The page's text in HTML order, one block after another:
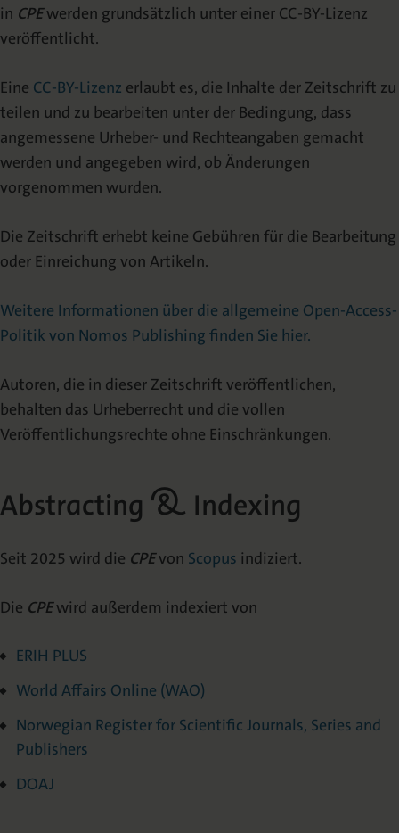
in CPEwerden grundsätzlich unter einer CC-BY-Lizenz
veröffentlicht.
Eine CC-BY-Lizenz erlaubt es, die Inhalte der Zeitschrift zu
teilen und zu bearbeiten unter der Bedingung, dass
angemessene Urheber- und Rechteangaben gemacht
werden und angegeben wird, ob Änderungen
vorgenommen wurden.
Die Zeitschrift erhebt keine Gebühren für die Bearbeitung
oder Einreichung von Artikeln.
Weitere Informationen über die allgemeine Open-Access-
Politik von Nomos Publishing finden Sie hier.
Autoren, die in dieser Zeitschrift veröffentlichen,
behalten das Urheberrecht und die vollen
Veröffentlichungsrechte ohne Einschränkungen.
Abstracting & Indexing
Seit 2025 wird die CPEvon Scopus indiziert.
Die CPEwird außerdem indexiert von
ERIH PLUS
World Affairs Online (WAO)
Norwegian Register for Scientific Journals, Series and
Publishers
DOAJ